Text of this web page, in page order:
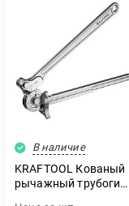
В наличие
KRAFTOOL Кованый
рычажный трубогиб